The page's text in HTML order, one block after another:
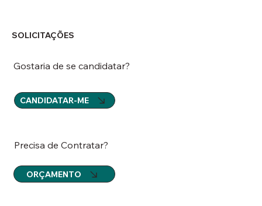
SOLICITAÇÕES
Gostaria de se candidatar?
CANDIDATAR-ME
Precisa de Contratar?
ORÇAMENTO